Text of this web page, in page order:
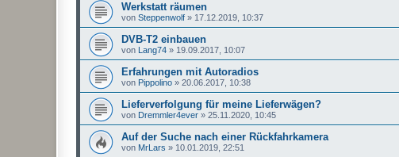
Werkstatt räumen
von Steppenwolf » 17.12.2019, 10:37
DVB-T2 einbauen
von Lang74 » 19.09.2017, 10:07
Erfahrungen mit Autoradios
von Pippolino » 20.06.2017, 10:38
Lieferverfolgung für meine Lieferwägen?
von Dremmler4ever » 25.11.2020, 10:45
Auf der Suche nach einer Rückfahrkamera
von MrLars » 10.01.2019, 22:51